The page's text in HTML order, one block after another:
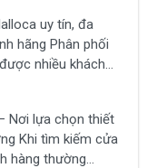
uy tín, đa
hãng Phân phối
nhiều khách
Nơi lựa chọn thiết
Khi tìm kiếm cửa
hàng thường